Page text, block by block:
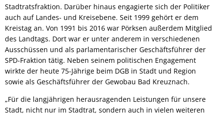
Stadtratsfraktion. Darüber hinaus engagierte sich der Politiker
auch auf Landes- und Kreisebene. Seit 1999 gehört er dem
Kreistag an. Von 1991 bis 2016 war Pörksen außerdem Mitglied
des Landtags. Dort war er unter anderem in verschiedenen
Ausschüssen und als parlamentarischer Geschäftsführer der
SPD-Fraktion tätig. Neben seinem politischen Engagement
wirkte der heute 75-Jährige beim DGB in Stadt und Region
sowie als Geschäftsführer der Gewobau Bad Kreuznach.
„Für die langjährigen herausragenden Leistungen für unsere
Stadt, nicht nur im Stadtrat, sondern auch in vielen weiteren